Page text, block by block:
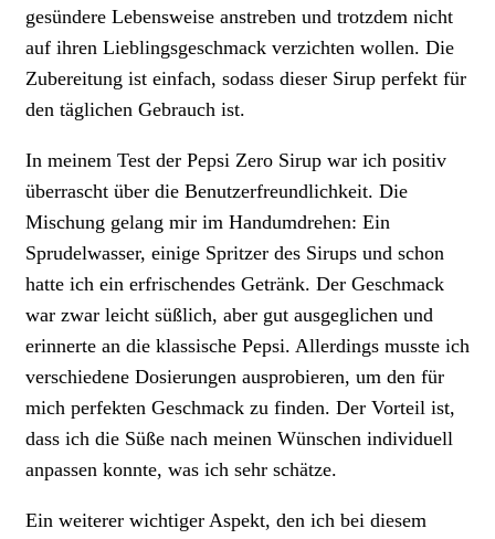
gesündere Lebensweise anstreben und trotzdem nicht
auf ihren Lieblingsgeschmack verzichten wollen. Die
Zubereitung ist einfach, sodass dieser Sirup perfekt für
den täglichen Gebrauch ist.
In meinem Test der Pepsi Zero Sirup war ich positiv
überrascht über die Benutzerfreundlichkeit. Die
Mischung gelang mir im Handumdrehen: Ein
Sprudelwasser, einige Spritzer des Sirups und schon
hatte ich ein erfrischendes Getränk. Der Geschmack
war zwar leicht süßlich, aber gut ausgeglichen und
erinnerte an die klassische Pepsi. Allerdings musste ich
verschiedene Dosierungen ausprobieren, um den für
mich perfekten Geschmack zu finden. Der Vorteil ist,
dass ich die Süße nach meinen Wünschen individuell
anpassen konnte, was ich sehr schätze.
Ein weiterer wichtiger Aspekt, den ich bei diesem